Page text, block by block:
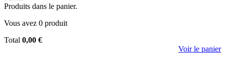
Produits dans le panier.
Vous avez 0 produit
Total 0,00 €
Voir le panier